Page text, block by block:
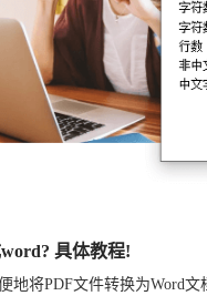
具体教程!
地将PDF文件转换为Word文